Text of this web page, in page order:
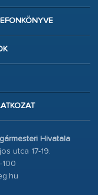
Hivatala
utca 17-19.